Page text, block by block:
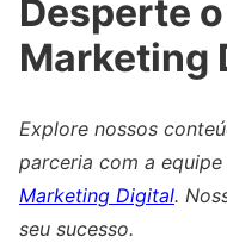
Desperte
Marketing
Explore nossos
parceria com a
Marketing Digital.
seu sucesso.